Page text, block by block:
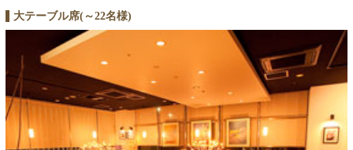
大テーブル席(～22名様)